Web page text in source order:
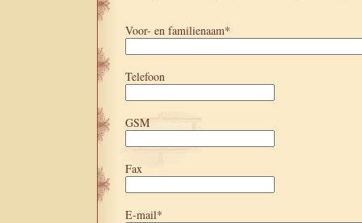
Voor- en familienaam*
Telefoon
GSM
Fax
E-mail*